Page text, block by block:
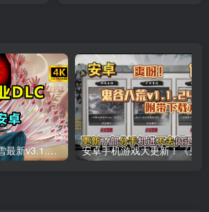
PC/安卓游戏《暖雪最新v3.1.0.1》终业DLC整合版！